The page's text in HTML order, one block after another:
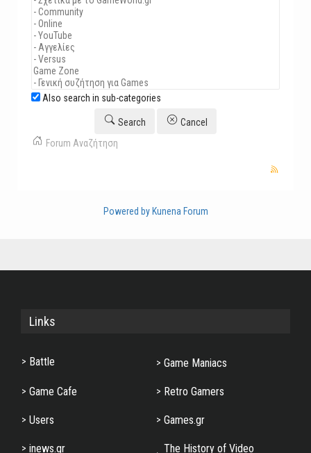
Also search in sub-categories
Search
Cancel
Forum Αναζήτηση
Powered by Kunena Forum
Links
Battle Game Maniacs
Game Cafe Retro Gamers
Users Games.gr
inews.gr The History of Video